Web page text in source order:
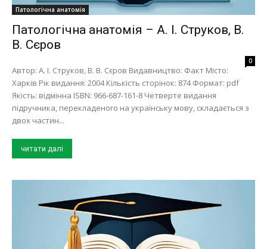
Патологічна анатомія
Патологічна анатомія – А. І. Струков, В.
В. Сєров
0
Автор: А. І. Струков, В. В. Сєров Видавництво: Факт Місто:
Харків Рік видання: 2004 Кількість сторінок: 874 Формат: pdf
Якість: відмінна ISBN: 966-687-161-8 Четверте видання
підручника, перекладеного на українську мову, складається з
двох частин...
читати далі